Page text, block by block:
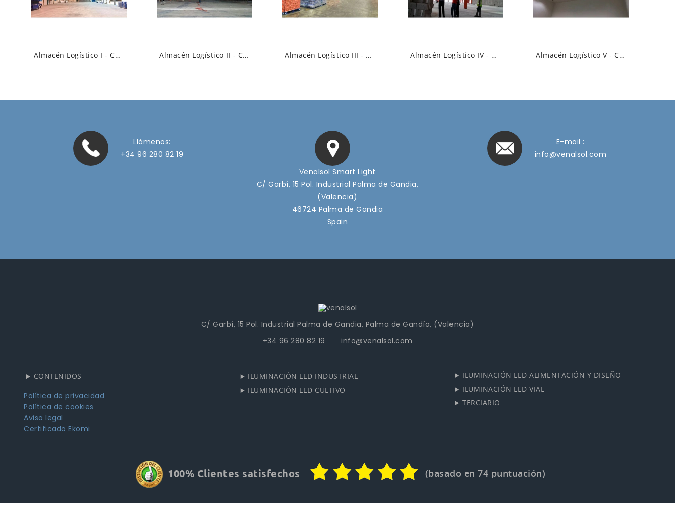
Almacén Logístico I - Campana Industrial... Almacén Logístico II - Campana Industrial... Almacén Logístico III - Campana Industrial... Almacén Logístico IV - Campana Lineal LED... Almacén Logístico V - Campana Lineal LED...
Llámenos:
+34 96 280 82 19
Venalsol Smart Light
C/ Garbí, 15 Pol. Industrial Palma de Gandia,
(Valencia)
46724 Palma de Gandia
Spain
E-mail :
info@venalsol.com
C/ Garbí, 15 Pol. Industrial Palma de Gandia, Palma de Gandía, (Valencia)
+34 96 280 82 19 info@venalsol.com
CONTENIDOS
Política de privacidad
Política de cookies
Aviso legal
Certificado Ekomi
ILUMINACIÓN LED INDUSTRIAL
ILUMINACIÓN LED CULTIVO
ILUMINACIÓN LED ALIMENTACIÓN Y DISEÑO
ILUMINACIÓN LED VIAL
TERCIARIO
100% Clientes satisfechos (basado en 74 puntuación)